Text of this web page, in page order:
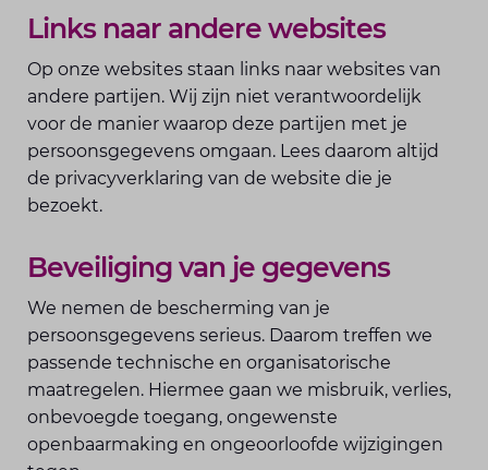
Links naar andere websites
Op onze websites staan links naar websites van
andere partijen. Wij zijn niet verantwoordelijk
voor de manier waarop deze partijen met je
persoonsgegevens omgaan. Lees daarom altijd
de privacyverklaring van de website die je
bezoekt.
Beveiliging van je gegevens
We nemen de bescherming van je
persoonsgegevens serieus. Daarom treffen we
passende technische en organisatorische
maatregelen. Hiermee gaan we misbruik, verlies,
onbevoegde toegang, ongewenste
openbaarmaking en ongeoorloofde wijzigingen